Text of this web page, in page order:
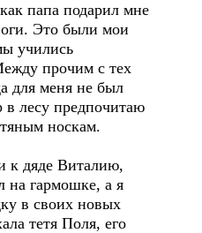
папа подарил мне
Это были мои
учились
прочим с тех
для меня не был
лесу предпочитаю
носкам.
к дяде Виталию,
на гармошке, а я
в своих новых
тетя Поля, его